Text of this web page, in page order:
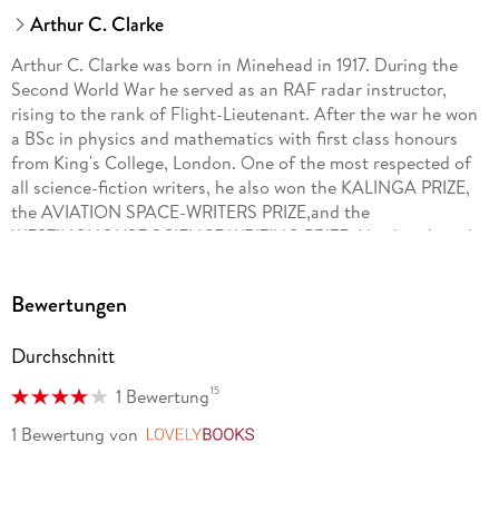
Arthur C. Clarke
Arthur C. Clarke was born in Minehead in 1917. During the
Second World War he served as an RAF radar instructor,
rising to the rank of Flight-Lieutenant. After the war he won
a BSc in physics and mathematics with first class honours
from King's College, London. One of the most respected of
all science-fiction writers, he also won the KALINGA PRIZE,
the AVIATION SPACE-WRITERS PRIZE,and the
WESTINGHOUSE SCIENCE WRITING PRIZE. He also shared
his story, 'The Sentinel'. He lived in Sri Lanka from 1956 until
Bewertungen
Durchschnitt
1 Bewertung15
1 Bewertung von